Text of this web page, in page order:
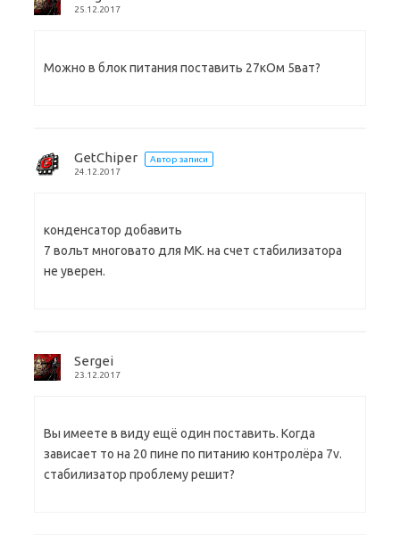
25.12.2017
Можно в блок питания поставить 27кОм 5ват?
GetChiper
Автор записи
24.12.2017
конденсатор добавить
7 вольт многовато для МК. на счет стабилизатора
не уверен.
Sergei
23.12.2017
Вы имеете в виду ещё один поставить. Когда
зависает то на 20 пине по питанию контролёра 7v.
стабилизатор проблему решит?